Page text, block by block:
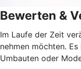
Bewerten &
Im Laufe der Zeit
nehmen möchten.
Umbauten oder